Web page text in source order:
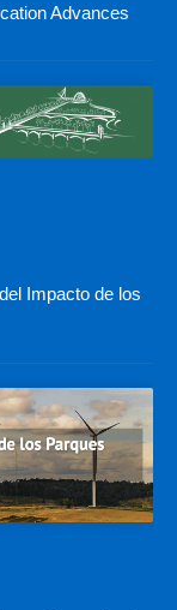
Advances
Impacto de los